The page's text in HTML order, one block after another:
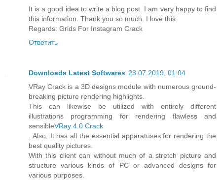
It is a good idea to write a blog post. I am very happy to find
this information. Thank you so much. I love this
Regards: Grids For Instagram Crack
Ответить
Downloads Latest Softwares 23.07.2019, 01:04
VRay Crack is a 3D designs module with numerous ground-
breaking picture rendering highlights.
This can likewise be utilized with entirely different
illustrations programming for rendering flawless and
sensibleVRay 4.0 Crack
. Also, It has all the essential apparatuses for rendering the
best quality pictures.
With this client can without much of a stretch picture and
structure various kinds of PC or advanced designs for
various purposes.